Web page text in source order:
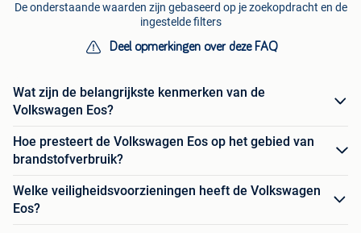
De onderstaande waarden zijn gebaseerd op je zoekopdracht en de
ingestelde filters
Deel opmerkingen over deze FAQ
Wat zijn de belangrijkste kenmerken van de
Volkswagen Eos?
Hoe presteert de Volkswagen Eos op het gebied van
brandstofverbruik?
Welke veiligheidsvoorzieningen heeft de Volkswagen
Eos?